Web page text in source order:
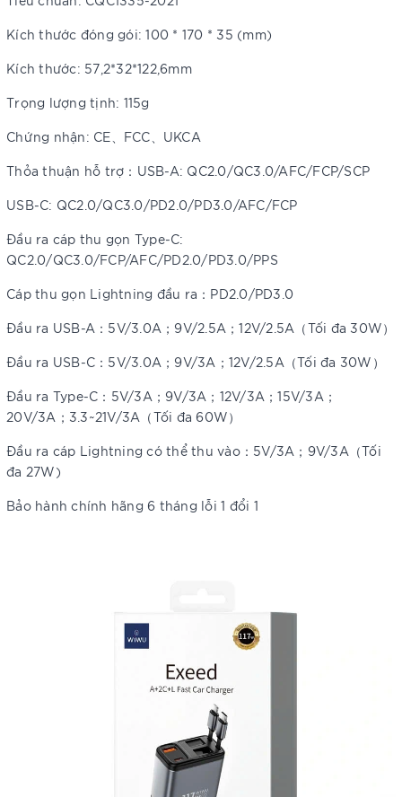
Kích thước đóng gói: 100 * 170 * 35 (mm)
Kích thước: 57,2*32*122,6mm
Trọng lượng tịnh: 115g
Chứng nhận: CE、FCC、UKCA
Thỏa thuận hỗ trợ：USB-A: QC2.0/QC3.0/AFC/FCP/SCP
USB-C: QC2.0/QC3.0/PD2.0/PD3.0/AFC/FCP
Đầu ra cáp thu gọn Type-C:
QC2.0/QC3.0/FCP/AFC/PD2.0/PD3.0/PPS
Cáp thu gọn Lightning đầu ra：PD2.0/PD3.0
Đầu ra USB-A：5V/3.0A；9V/2.5A；12V/2.5A（Tối đa 30W）
Đầu ra USB-C：5V/3.0A；9V/3A；12V/2.5A（Tối đa 30W）
Đầu ra Type-C：5V/3A；9V/3A；12V/3A；15V/3A；
20V/3A；3.3~21V/3A（Tối đa 60W）
Đầu ra cáp Lightning có thể thu vào：5V/3A；9V/3A（Tối
đa 27W)
Bảo hành chính hãng 6 tháng lỗi 1 đổi 1